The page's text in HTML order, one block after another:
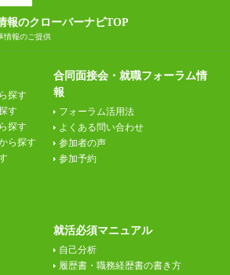
報のクローバーナビTOP
情報のご提供
探す
す
探す
ら探す
合同面接会・就職フォーラム情
報
フォーラム活用法
よくある問い合わせ
参加者の声
参加予約
就活必須マニュアル
自己分析
履歴書・職務経歴書の書き方